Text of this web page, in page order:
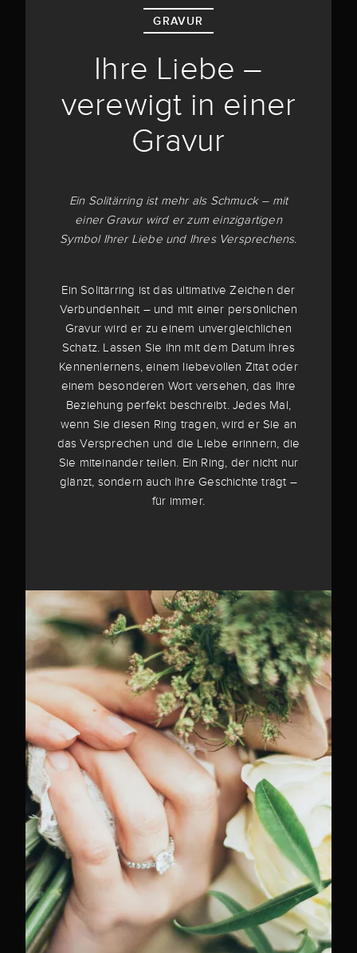
GRAVUR
Ihre Liebe –
verewigt in einer
Gravur
Ein Solitärring ist mehr als Schmuck – mit
einer Gravur wird er zum einzigartigen
Symbol Ihrer Liebe und Ihres Versprechens.
Ein Solitärring ist das ultimative Zeichen der
Verbundenheit – und mit einer persönlichen
Gravur wird er zu einem unvergleichlichen
Schatz. Lassen Sie ihn mit dem Datum Ihres
Kennenlernens, einem liebevollen Zitat oder
einem besonderen Wort versehen, das Ihre
Beziehung perfekt beschreibt. Jedes Mal,
wenn Sie diesen Ring tragen, wird er Sie an
das Versprechen und die Liebe erinnern, die
Sie miteinander teilen. Ein Ring, der nicht nur
glänzt, sondern auch Ihre Geschichte trägt –
für immer.